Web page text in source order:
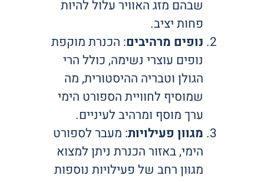
שבהם מזג האוויר עלול להיות
פחות יציב.
נופים מרהיבים: הכנרת מוקפת
נופים עוצרי נשימה, כולל הרי
הגולן וטבריה ההיסטורית, מה
שמוסיף לחוויית הספורט הימי
ערך מוסף ומרהיב לעיניים.
מגוון פעילויות: מעבר לספורט
הימי, באזור הכנרת ניתן למצוא
מגוון רחב של פעילויות נוספות